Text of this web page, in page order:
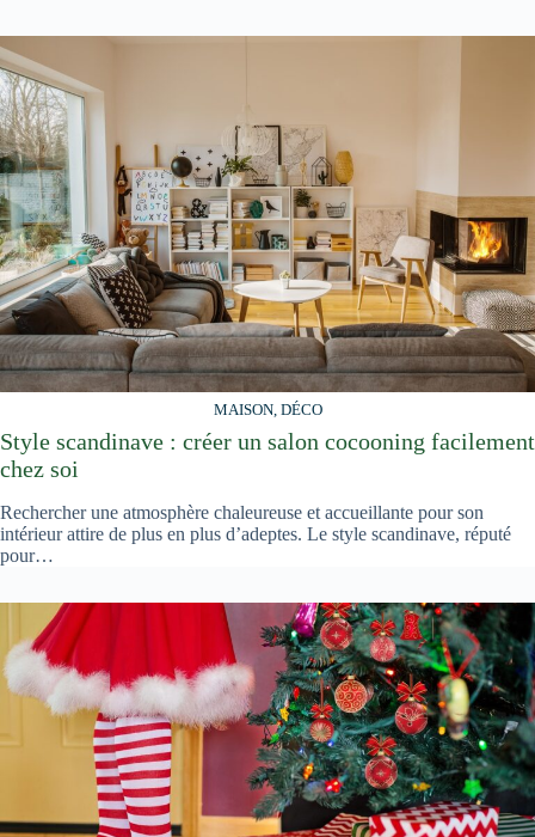
MAISON, DÉCO
Style scandinave : créer un salon cocooning facilement
chez soi
Rechercher une atmosphère chaleureuse et accueillante pour son
intérieur attire de plus en plus d’adeptes. Le style scandinave, réputé
pour…